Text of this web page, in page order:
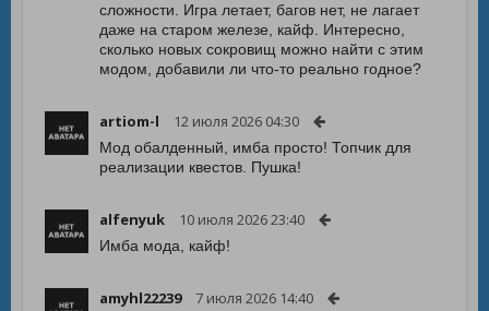
сложности. Игра летает, багов нет, не лагает
даже на старом железе, кайф. Интересно,
сколько новых сокровищ можно найти с этим
модом, добавили ли что-то реально годное?
artiom-l 12 июля 2026 04:30
Мод обалденный, имба просто! Топчик для
реализации квестов. Пушка!
alfenyuk 10 июля 2026 23:40
Имба мода, кайф!
amyhl22239 7 июля 2026 14:40